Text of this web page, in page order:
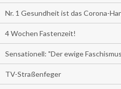
Nr. 1 Gesundheit ist das Corona-
4 Wochen Fastenzeit!
Sensationell: "Der ewige
TV-Straßenfeger